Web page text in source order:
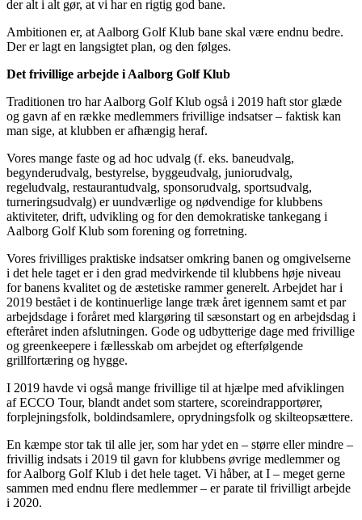
der alt i alt gør, at vi har en rigtig god bane.
Ambitionen er, at Aalborg Golf Klub bane skal være endnu bedre.
Der er lagt en langsigtet plan, og den følges.
Det frivillige arbejde i Aalborg Golf Klub
Traditionen tro har Aalborg Golf Klub også i 2019 haft stor glæde
og gavn af en række medlemmers frivillige indsatser – faktisk kan
man sige, at klubben er afhængig heraf.
Vores mange faste og ad hoc udvalg (f. eks. baneudvalg,
begynderudvalg, bestyrelse, byggeudvalg, juniorudvalg,
regeludvalg, restaurantudvalg, sponsorudvalg, sportsudvalg,
turneringsudvalg) er uundværlige og nødvendige for klubbens
aktiviteter, drift, udvikling og for den demokratiske tankegang i
Aalborg Golf Klub som forening og forretning.
Vores frivilliges praktiske indsatser omkring banen og omgivelserne
i det hele taget er i den grad medvirkende til klubbens høje niveau
for banens kvalitet og de æstetiske rammer generelt. Arbejdet har i
2019 bestået i de kontinuerlige lange træk året igennem samt et par
arbejdsdage i foråret med klargøring til sæsonstart og en arbejdsdag i
efteråret inden afslutningen. Gode og udbytterige dage med frivillige
og greenkeepere i fællesskab om arbejdet og efterfølgende
grillfortæring og hygge.
I 2019 havde vi også mange frivillige til at hjælpe med afviklingen
af ECCO Tour, blandt andet som startere, scoreindrapportører,
forplejningsfolk, boldindsamlere, oprydningsfolk og skilteopsættere.
En kæmpe stor tak til alle jer, som har ydet en – større eller mindre –
frivillig indsats i 2019 til gavn for klubbens øvrige medlemmer og
for Aalborg Golf Klub i det hele taget. Vi håber, at I – meget gerne
sammen med endnu flere medlemmer – er parate til frivilligt arbejde
i 2020.